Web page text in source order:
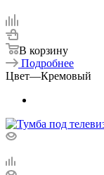
В корзину
Подробнее
Цвет—Кремовый